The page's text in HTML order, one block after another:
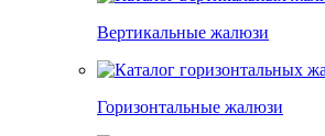
Вертикальные жалюзи
Горизонтальные жалюзи